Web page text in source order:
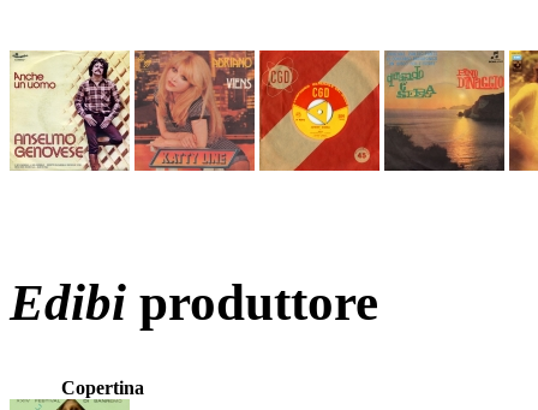
Edibi produttore
Copertina